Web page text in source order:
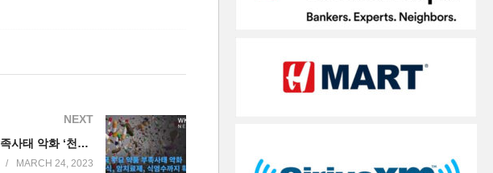
NEXT
미국 주요 약품 부족사태 악화 ‘천식, 암치료제, 식염수까지 확산’
MARCH 24, 2023